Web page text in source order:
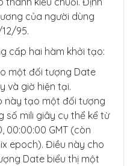
của người dùng
95.
cấp hai hàm khởi tạo:
một đối tượng Date
và giờ hiện tại.
này tạo một đối tượng
số mili giây cụ thể kể từ
00:00:00 GMT (còn
epoch). Điều này cho
Date biểu thị một